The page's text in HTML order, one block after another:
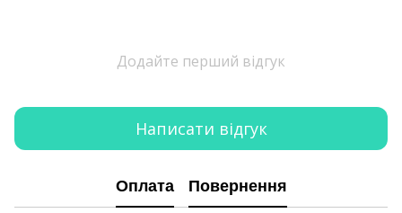
Додайте перший відгук
Написати відгук
Оплата Повернення